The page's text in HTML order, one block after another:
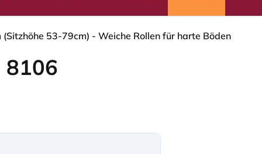
53-79cm) - Weiche Rollen für harte Böden
8106